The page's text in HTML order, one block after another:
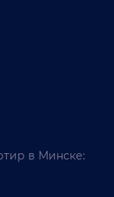
в Минске: